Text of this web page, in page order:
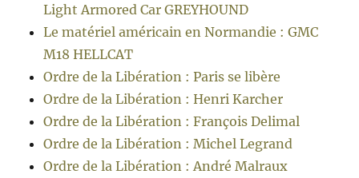
Light Armored Car GREYHOUND
Le matériel américain en Normandie : GMC
M18 HELLCAT
Ordre de la Libération : Paris se libère
Ordre de la Libération : Henri Karcher
Ordre de la Libération : François Delimal
Ordre de la Libération : Michel Legrand
Ordre de la Libération : André Malraux